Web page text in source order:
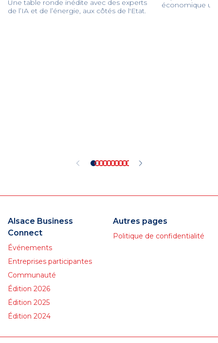
Une table ronde inédite avec des experts
de l’IA et de l’énergie, aux côtés de l'Etat.
économique
Alsace Business
Connect
Événements
Entreprises participantes
Communauté
Édition 2026
Édition 2025
Édition 2024
Autres pages
Politique de confidentialité